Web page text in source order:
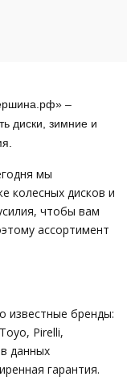
–
диски, зимние и
мы
колесных дисков и
чтобы вам
ассортимент
известные бренды:
Pirelli,
данных
гарантия.